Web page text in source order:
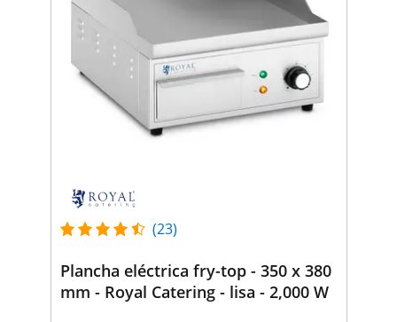
(23)
Plancha eléctrica fry-top - 350 x 380
mm - Royal Catering - lisa - 2,000 W